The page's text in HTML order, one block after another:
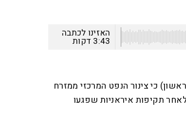
האזינו לכתבה
3:43 דקות
כי צינור הנפט המרכזי ממזרח
תקיפות איראניות שפגעו